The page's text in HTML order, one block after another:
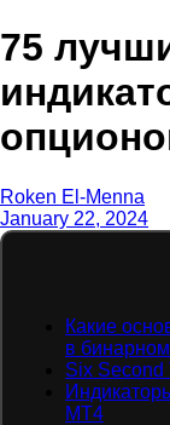
75
Roken El-Menna
January 22, 2024
Какие
в
Six Second
МТ4